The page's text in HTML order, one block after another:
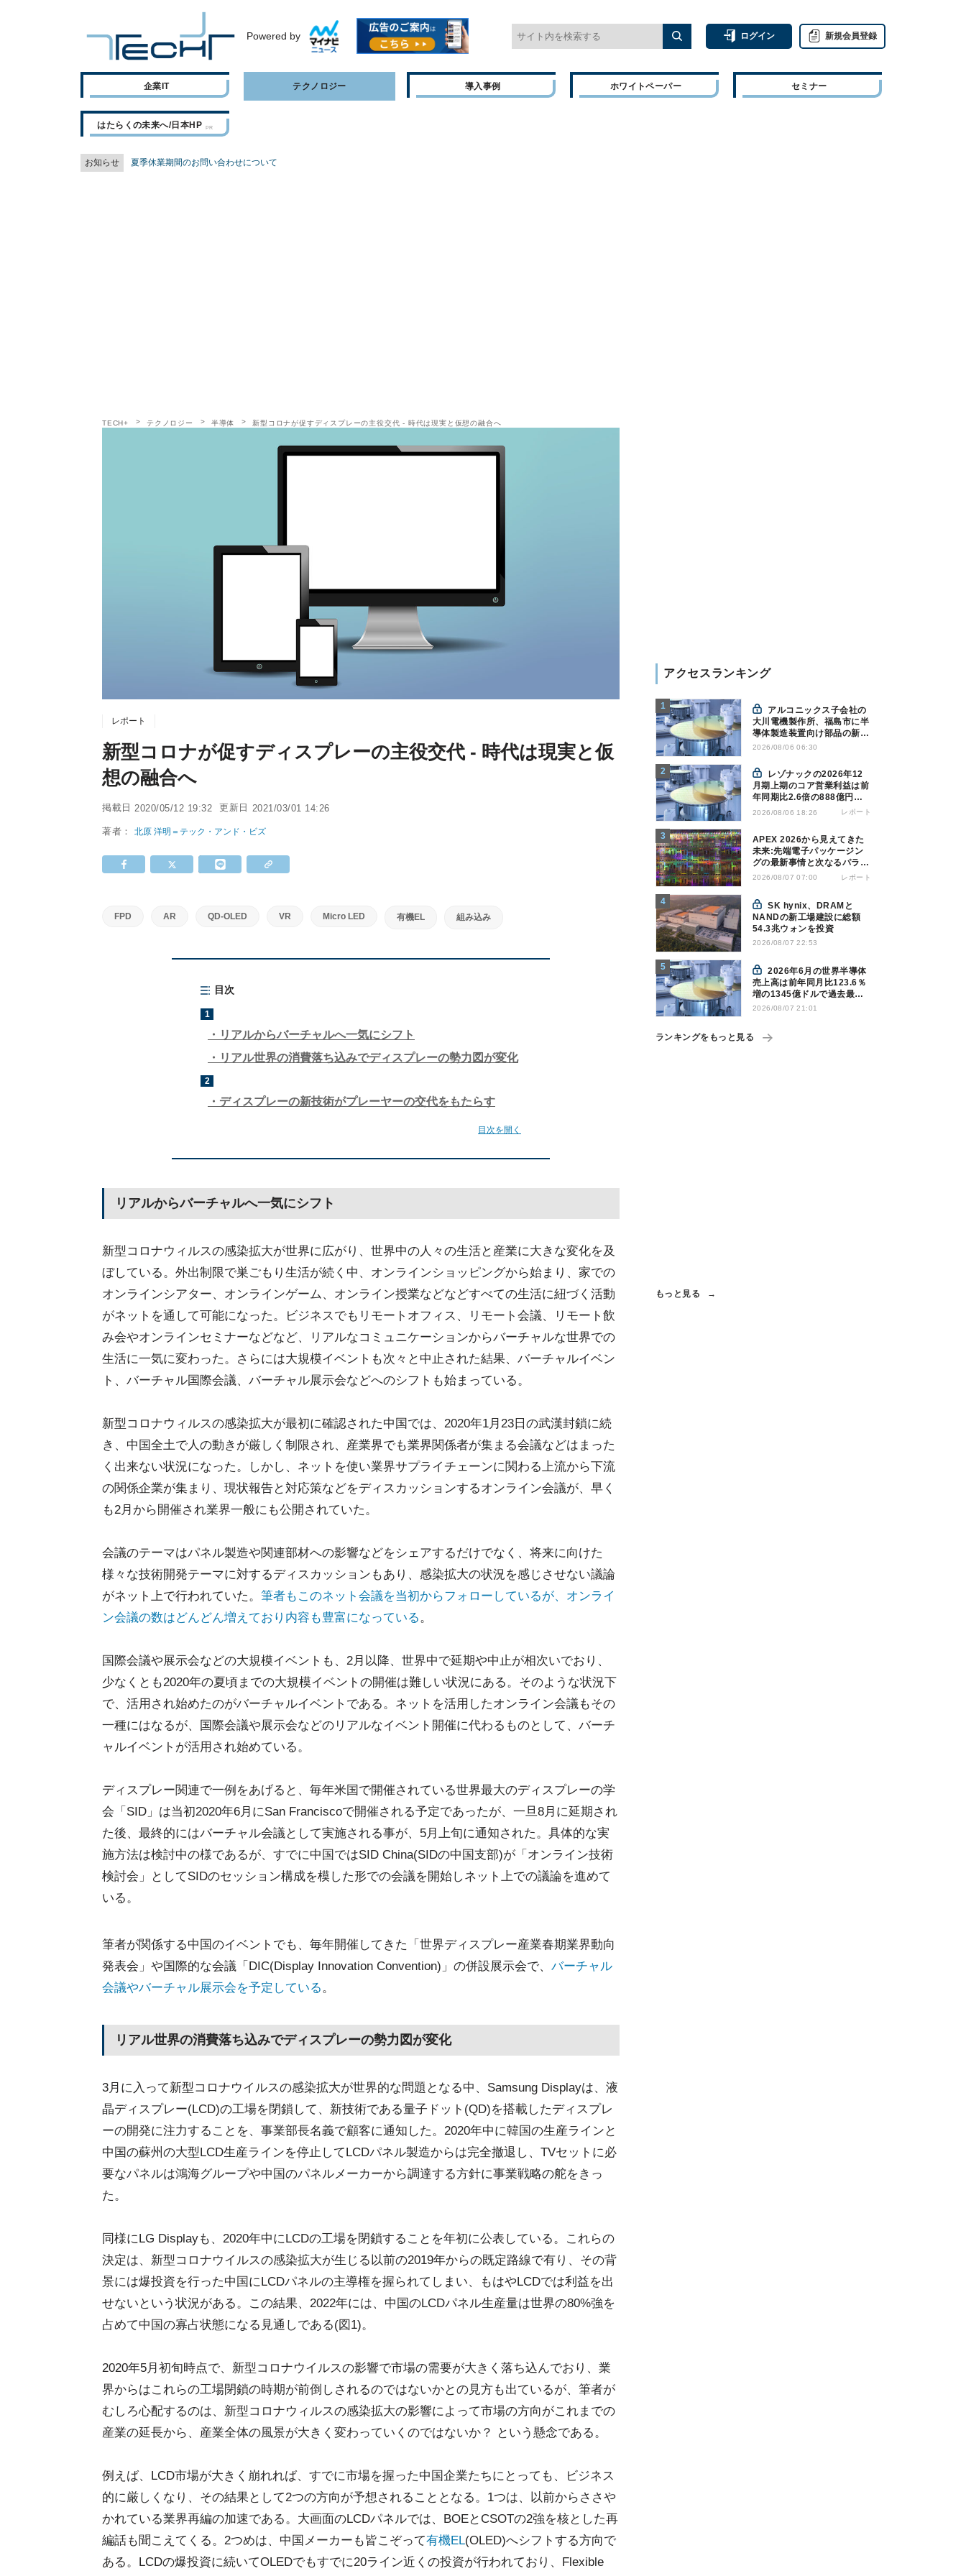
Powered by ログイン 新規会員登録
企業IT テクノロジー 導入事例 ホワイトペーパー セミナー
はたらくの未来へ/日本HP
お知らせ 夏季休業期間のお問い合わせについて
TECH+ テクノロジー 半導体 新型コロナが促すディスプレーの主役交代 - 時代は現実と仮想の融合へ
レポート
新型コロナが促すディスプレーの主役交代 - 時代は現実と仮
想の融合へ
掲載日 2020/05/12 19:32 更新日 2021/03/01 14:26
著者：北原 洋明＝テック・アンド・ビズ
FPD AR QD-OLED VR Micro LED 有機EL 組み込み
目次
1
リアルからバーチャルへ一気にシフト
リアル世界の消費落ち込みでディスプレーの勢力図が変化
2
ディスプレーの新技術がプレーヤーの交代をもたらす
目次を開く
リアルからバーチャルへ一気にシフト
新型コロナウィルスの感染拡大が世界に広がり、世界中の人々の生活と産業に大きな変化を及
ぼしている。外出制限で巣ごもり生活が続く中、オンラインショッピングから始まり、家での
オンラインシアター、オンラインゲーム、オンライン授業などなどすべての生活に紐づく活動
がネットを通して可能になった。ビジネスでもリモートオフィス、リモート会議、リモート飲
み会やオンラインセミナーなどなど、リアルなコミュニケーションからバーチャルな世界での
生活に一気に変わった。さらには大規模イベントも次々と中止された結果、バーチャルイベン
ト、バーチャル国際会議、バーチャル展示会などへのシフトも始まっている。
新型コロナウィルスの感染拡大が最初に確認された中国では、2020年1月23日の武漢封鎖に続
き、中国全土で人の動きが厳しく制限され、産業界でも業界関係者が集まる会議などはまった
く出来ない状況になった。しかし、ネットを使い業界サプライチェーンに関わる上流から下流
の関係企業が集まり、現状報告と対応策などをディスカッションするオンライン会議が、早く
も2月から開催され業界一般にも公開されていた。
会議のテーマはパネル製造や関連部材への影響などをシェアするだけでなく、将来に向けた
様々な技術開発テーマに対するディスカッションもあり、感染拡大の状況を感じさせない議論
がネット上で行われていた。 筆者もこのネット会議を当初からフォローしているが、オンライ
ン会議の数はどんどん増えており内容も豊富になっている。
国際会議や展示会などの大規模イベントも、2月以降、世界中で延期や中止が相次いでおり、
少なくとも2020年の夏頃までの大規模イベントの開催は難しい状況にある。そのような状況下
で、活用され始めたのがバーチャルイベントである。ネットを活用したオンライン会議もその
一種にはなるが、国際会議や展示会などのリアルなイベント開催に代わるものとして、バーチ
ャルイベントが活用され始めている。
ディスプレー関連で一例をあげると、毎年米国で開催されている世界最大のディスプレーの学
会「SID」は当初2020年6月にSan Franciscoで開催される予定であったが、一旦8月に延期され
た後、最終的にはバーチャル会議として実施される事が、5月上旬に通知された。具体的な実
施方法は検討中の様であるが、すでに中国ではSID China(SIDの中国支部)が「オンライン技術
検討会」としてSIDのセッション構成を模した形での会議を開始しネット上での議論を進めて
いる。
筆者が関係する中国のイベントでも、毎年開催してきた「世界ディスプレー産業春期業界動向
発表会」や国際的な会議「DIC(Display Innovation Convention)」の併設展示会で、 バーチャル
会議やバーチャル展示会を予定している。
リアル世界の消費落ち込みでディスプレーの勢力図が変化
3月に入って新型コロナウイルスの感染拡大が世界的な問題となる中、Samsung Displayは、液
晶ディスプレー(LCD)の工場を閉鎖して、新技術である量子ドット(QD)を搭載したディスプレ
ーの開発に注力することを、事業部長名義で顧客に通知した。2020年中に韓国の生産ラインと
中国の蘇州の大型LCD生産ラインを停止してLCDパネル製造からは完全撤退し、TVセットに必
要なパネルは鴻海グループや中国のパネルメーカーから調達する方針に事業戦略の舵をきっ
た。
同様にLG Displayも、2020年中にLCDの工場を閉鎖することを年初に公表している。これらの
決定は、新型コロナウイルスの感染拡大が生じる以前の2019年からの既定路線で有り、その背
景には爆投資を行った中国にLCDパネルの主導権を握られてしまい、もはやLCDでは利益を出
せないという状況がある。この結果、2022年には、中国のLCDパネル生産量は世界の80%強を
占めて中国の寡占状態になる見通しである(図1)。
2020年5月初旬時点で、新型コロナウイルスの影響で市場の需要が大きく落ち込んでおり、業
界からはこれらの工場閉鎖の時期が前倒しされるのではないかとの見方も出ているが、筆者が
むしろ心配するのは、新型コロナウィルスの感染拡大の影響によって市場の方向がこれまでの
産業の延長から、産業全体の風景が大きく変わっていくのではないか？ という懸念である。
例えば、LCD市場が大きく崩れれば、すでに市場を握った中国企業たちにとっても、ビジネス
的に厳しくなり、その結果として2つの方向が予想されることとなる。1つは、以前からささや
かれている業界再編の加速である。大画面のLCDパネルでは、BOEとCSOTの2強を核とした再
編話も聞こえてくる。2つめは、中国メーカーも皆こぞって有機EL(OLED)へシフトする方向で
ある。LCDの爆投資に続いてOLEDでもすでに20ライン近くの投資が行われており、Flexible
アクセスランキング
大川電機製作所、福島市に半
導体製造装置向け部品の新工
場建設を決定
2026/08/06 06:30
月期上期のコア営業利益は前
年同期比2.6倍の888億円、
AI向け半導体材料が好調
2026/08/06 18:26 レポート
APEX 2026から見えてきた
未来:先端電子パッケージン
グの最新事情と次なるパラダ
イムシフト
2026/08/07 07:00 レポート
SK hynix、DRAMと
NANDの新工場建設に総額
54.3兆ウォンを投資
2026/08/07 22:53
2026年6月の世界半導体
売上高は前年同月比123.6％
増の1345億ドルで過去最高
更新 SIA調べ
2026/08/07 21:01
ランキングをもっと見る
もっと見る